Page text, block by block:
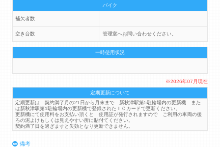
バイク
補欠者数
空き台数 管理室へお問い合わせください。
一時使用状況
※2026年07月現在
定期更新について
定期更新は 契約満了月の21日から月末まで 新秋津駅第5駐輪場内の更新機 また
は新秋津駅第1駐輪場内の更新機で登録されたＩＣカードで更新ください。
更新機にて使用料をお支払い頂くと 使用証が発行されますので ご利用の車両の後
ろの泥よけもしくは見えやすい所に貼付てください。
契約満了日を過ぎますと失効となり更新できません。
備考